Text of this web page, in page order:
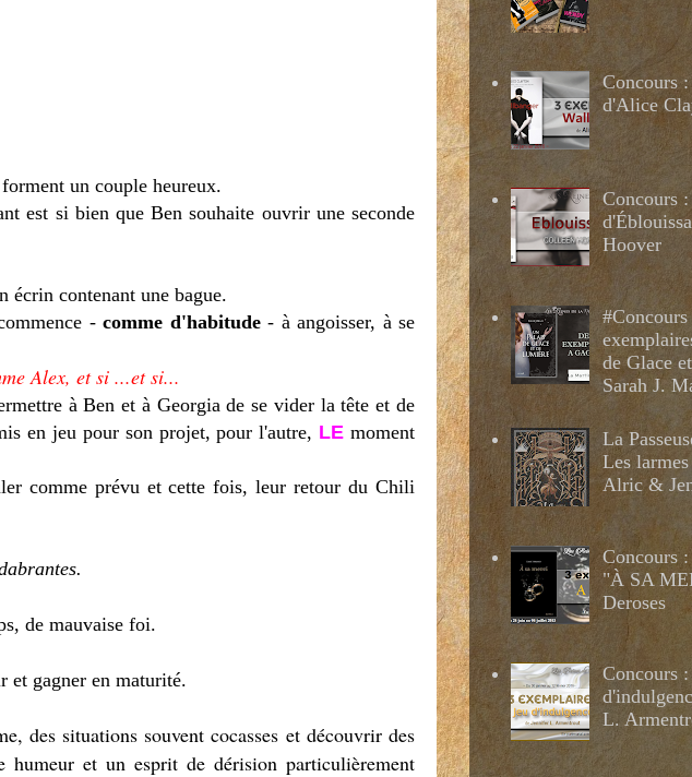
un couple heureux.
est si bien que Ben souhaite ouvrir une seconde
écrin contenant une bague.
-comme d'habitude- à angoisser, à se
Alex, et si ...et si...
à Ben et à Georgia de se vider la tête et de
en jeu pour son projet, pour l'autre, LE moment
comme prévu et cette fois, leur retour du Chili
de mauvaise foi.
et gagner en maturité.
des situations souvent cocasses et découvrir des
humeur et un esprit de dérision particulièrement
Concours
d'Alice
Concours
Hoover
de Glace
Sarah J.
La
Les
Alric &
Concours
"À SA
Deroses
Concours :
L.